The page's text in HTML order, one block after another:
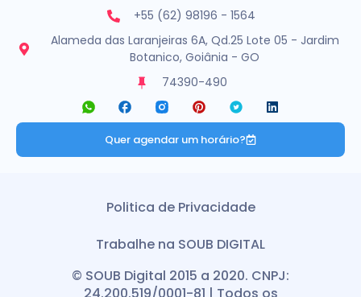
+55 (62) 98196 - 1564
Alameda das Laranjeiras 6A, Qd.25 Lote 05 - Jardim
Botanico, Goiânia - GO
74390-490
Quer agendar um horário?
Politica de Privacidade
Trabalhe na SOUB DIGITAL
© SOUB Digital 2015 a 2020. CNPJ: